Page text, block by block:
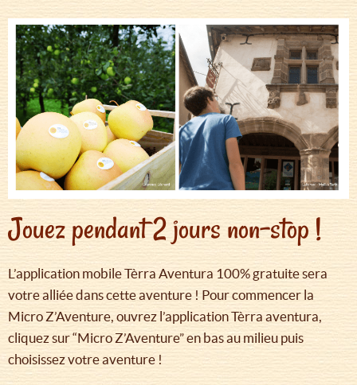
Jouez pendant 2 jours non-stop !
L’application mobile Tèrra Aventura 100% gratuite sera
votre alliée dans cette aventure ! Pour commencer la
Micro Z’Aventure, ouvrez l’application Tèrra aventura,
cliquez sur “Micro Z’Aventure” en bas au milieu puis
choisissez votre aventure !